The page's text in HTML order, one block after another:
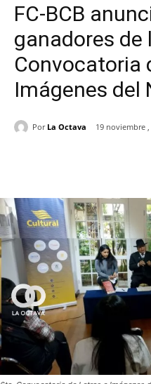
FC-BCB
ganadores de
Convocatoria
Imágenes del
Por La Octava 19 noviembre ,